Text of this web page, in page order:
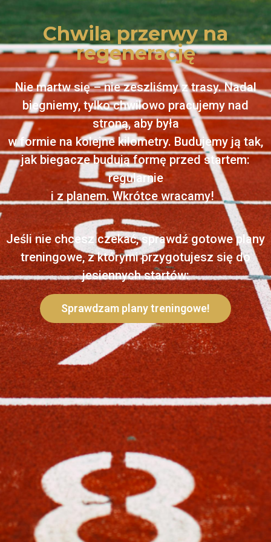
Chwila przerwy na
regenerację
Nie martw się – nie zeszliśmy z trasy. Nadal
biegniemy, tylko chwilowo pracujemy nad
stroną, aby była
w formie na kolejne kilometry. Budujemy ją tak,
jak biegacze budują formę przed startem:
regularnie
i z planem. Wkrótce wracamy!
Jeśli nie chcesz czekać, sprawdź gotowe plany
treningowe, z którymi przygotujesz się do
jesiennych startów:
Sprawdzam plany treningowe!